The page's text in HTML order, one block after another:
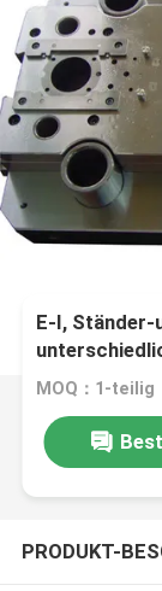
E-I, Ständer-
das
MOQ：1-teilig
PRODUKT-